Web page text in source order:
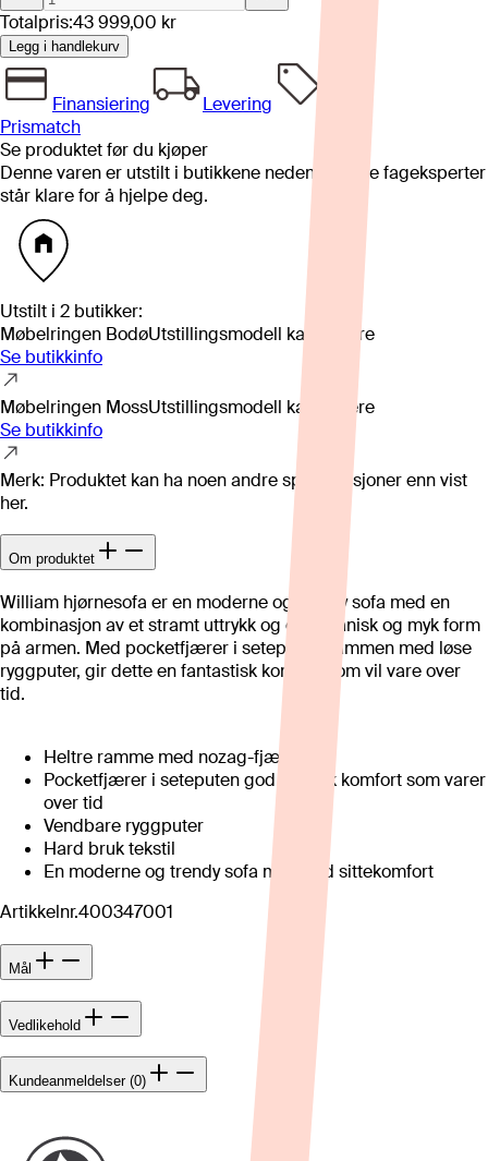
Totalpris:43 999,00 kr
Legg i handlekurv
Finansiering
Levering
Prismatch
Se produktet før du kjøper
Denne varen er utstilt i butikkene nedenfor. Våre fageksperter
står klare for å hjelpe deg.
Utstilt i 2 butikker:
Møbelringen BodøUtstillingsmodell kan variere
Se butikkinfo
Møbelringen MossUtstillingsmodell kan variere
Se butikkinfo
Merk: Produktet kan ha noen andre spesifikasjoner enn vist
her.
Om produktet
William hjørnesofa er en moderne og trendy sofa med en
kombinasjon av et stramt uttrykk og en organisk og myk form
på armen. Med pocketfjærer i seteputen sammen med løse
ryggputer, gir dette en fantastisk komfort som vil vare over
tid.
Heltre ramme med nozag-fjæring
Pocketfjærer i seteputen god og myk komfort som varer
over tid
Vendbare ryggputer
Hard bruk tekstil
En moderne og trendy sofa med god sittekomfort
Artikkelnr.400347001
Mål
Vedlikehold
Kundeanmeldelser (0)